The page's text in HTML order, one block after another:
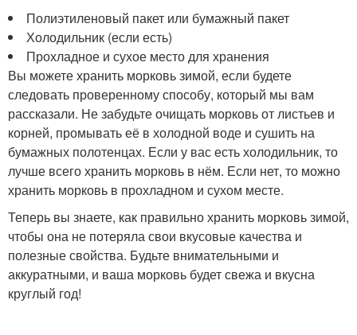
Полиэтиленовый пакет или бумажный пакет
Холодильник (если есть)
Прохладное и сухое место для хранения
Вы можете хранить морковь зимой, если будете
следовать проверенному способу, который мы вам
рассказали. Не забудьте очищать морковь от листьев и
корней, промывать её в холодной воде и сушить на
бумажных полотенцах. Если у вас есть холодильник, то
лучше всего хранить морковь в нём. Если нет, то можно
хранить морковь в прохладном и сухом месте.
Теперь вы знаете, как правильно хранить морковь зимой,
чтобы она не потеряла свои вкусовые качества и
полезные свойства. Будьте внимательными и
аккуратными, и ваша морковь будет свежа и вкусна
круглый год!